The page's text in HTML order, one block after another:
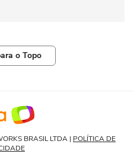
o Topo
BRASIL LTDA | POLÍTICA DE